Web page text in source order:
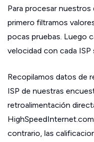
Para procesar
primero filtramos
pocas pruebas. Luego
velocidad con cada
Recopilamos datos de
ISP de nuestras
retroalimentación
contrario, las